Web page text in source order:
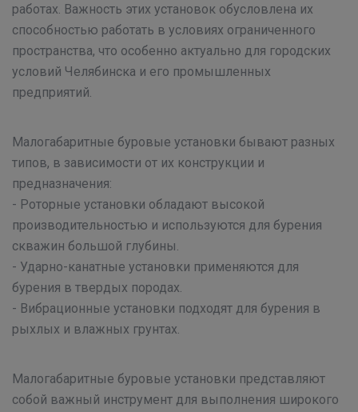
работах. Важность этих установок обусловлена их
способностью работать в условиях ограниченного
пространства, что особенно актуально для городских
условий Челябинска и его промышленных
предприятий.
Малогабаритные буровые установки бывают разных
типов, в зависимости от их конструкции и
предназначения:
- Роторные установки обладают высокой
производительностью и используются для бурения
скважин большой глубины.
- Ударно-канатные установки применяются для
бурения в твердых породах.
- Вибрационные установки подходят для бурения в
рыхлых и влажных грунтах.
Малогабаритные буровые установки представляют
собой важный инструмент для выполнения широкого